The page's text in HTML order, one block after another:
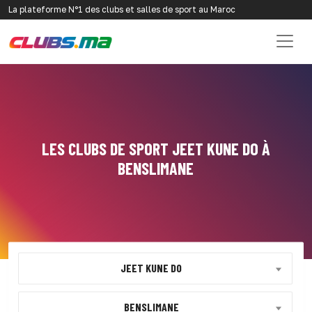
La plateforme N°1 des clubs et salles de sport au Maroc
LES CLUBS DE SPORT JEET KUNE DO À
BENSLIMANE
JEET KUNE DO
BENSLIMANE